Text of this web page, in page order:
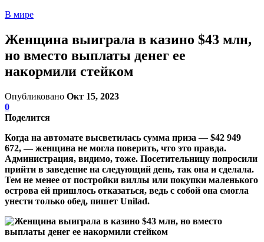
В мире
Женщина выиграла в казино $43 млн,
но вместо выплаты денег ее
накормили стейком
Опубликовано Окт 15, 2023
0
Поделится
Когда на автомате высветилась сумма приза — $42 949
672, — женщина не могла поверить, что это правда.
Администрация, видимо, тоже. Посетительницу попросили
прийти в заведение на следующий день, так она и сделала.
Тем не менее от постройки виллы или покупки маленького
острова ей пришлось отказаться, ведь с собой она смогла
унести только обед, пишет Unilad.